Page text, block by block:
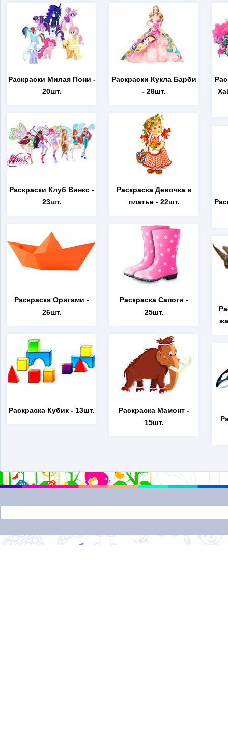
Раскраски Милая Пони -
20шт.
Раскраски Клуб Винкс -
23шт.
Раскраска Оригами -
26шт.
Раскраска Кубик - 13шт.
Раскраски Кукла Барби
- 28шт.
Раскраска Девочка в
платье- 22шт.
Раскраска Сапоги -
25шт.
Раскраска Мамонт -
15шт.